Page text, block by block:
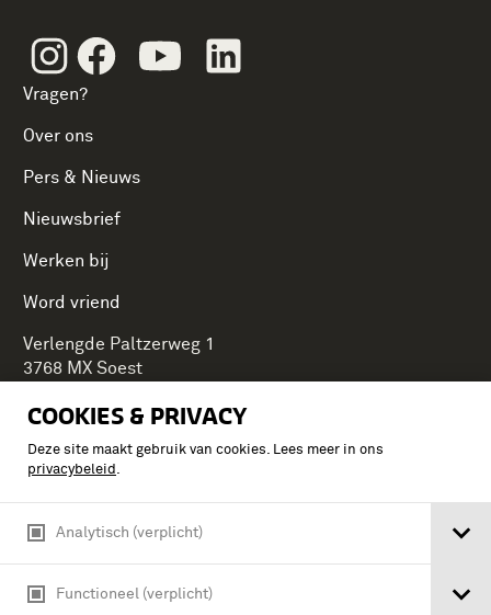
COOKIES & PRIVACY
Deze site maakt gebruik van cookies. Lees meer in ons
privacybeleid .
Analytisch (verplicht)
Functioneel (verplicht)
InstagramFacebookYoutube
Vragen?
Over ons
Pers & Nieuws
Nieuwsbrief
Werken bij
Word vriend
Verlengde Paltzerweg 1
3768 MX Soest
Onderdeel van Stichting Koninklijke Defensiemusea,